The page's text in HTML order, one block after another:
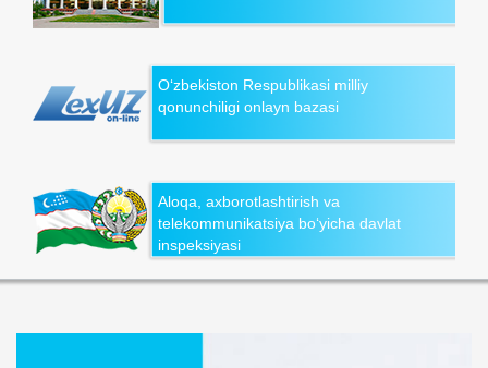
O‘zbekiston Respublikasi milliy
qonunchiligi onlayn bazasi
Aloqa, axborotlashtirish va
telekommunikatsiya bo‘yicha davlat
inspeksiyasi